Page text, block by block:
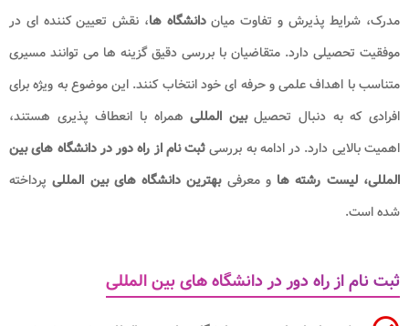
مدرک، شرایط پذیرش و تفاوت میاندانشگاه ها، نقش تعیین کننده ای در
موفقیت تحصیلی دارد. متقاضیان با بررسی دقیق گزینه ها می توانند مسیری
متناسب با اهداف علمی و حرفه ای خود انتخاب کنند. این موضوع به ویژه برای
افرادی که به دنبال تحصیلبین المللیهمراه با انعطاف پذیری هستند،
اهمیت بالایی دارد. در ادامه به بررسیثبت نام از راه دور در دانشگاه های بین
المللی، لیست رشته هاو معرفی بهترین دانشگاه های بین المللیپرداخته
شده است.
ثبت نام از راه دور در دانشگاه های بین المللی